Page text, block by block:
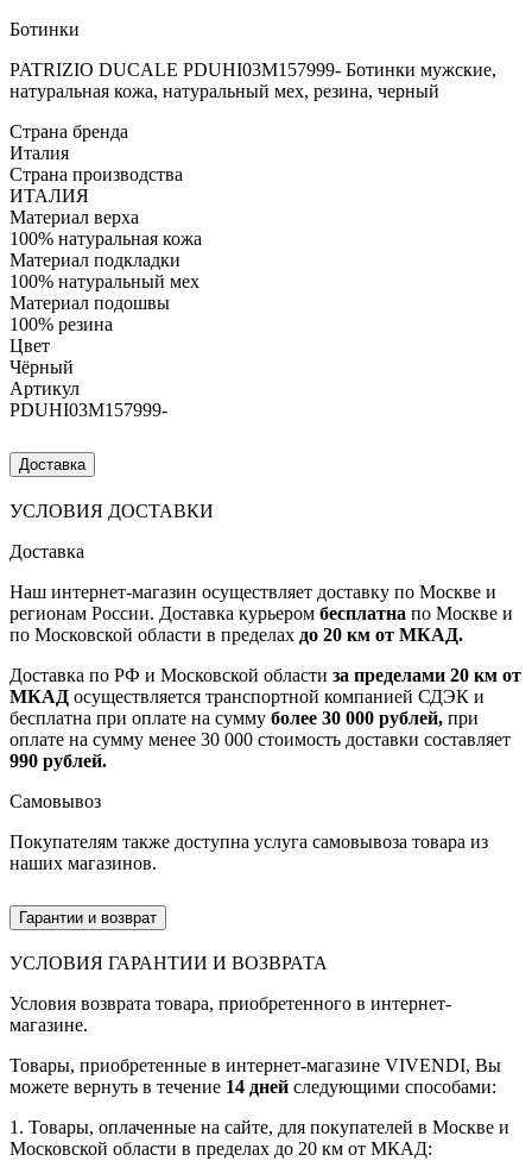
Ботинки
PATRIZIO DUCALE PDUHI03M157999- Ботинки мужские,
натуральная кожа, натуральный мех, резина, черный
Страна бренда
Италия
Страна производства
ИТАЛИЯ
Материал верха
100% натуральная кожа
Материал подкладки
100% натуральный мех
Материал подошвы
100% резина
Цвет
Чёрный
Артикул
PDUHI03M157999-
Доставка
УСЛОВИЯ ДОСТАВКИ
Доставка
Наш интернет-магазин осуществляет доставку по Москве и
регионам России. Доставка курьером бесплатна по Москве и
по Московской области в пределах до 20 км от МКАД.
Доставка по РФ и Московской области за пределами 20 км от
МКАД осуществляется транспортной компанией СДЭК и
бесплатна при оплате на сумму более 30 000 рублей, при
оплате на сумму менее 30 000 стоимость доставки составляет
990 рублей.
Самовывоз
Покупателям также доступна услуга самовывоза товара из
наших магазинов.
Гарантии и возврат
УСЛОВИЯ ГАРАНТИИ И ВОЗВРАТА
Условия возврата товара, приобретенного в интернет-
магазине.
Товары, приобретенные в интернет-магазине VIVENDI, Вы
можете вернуть в течение 14 дней следующими способами:
1. Товары, оплаченные на сайте, для покупателей в Москве и
Московской области в пределах до 20 км от МКАД: